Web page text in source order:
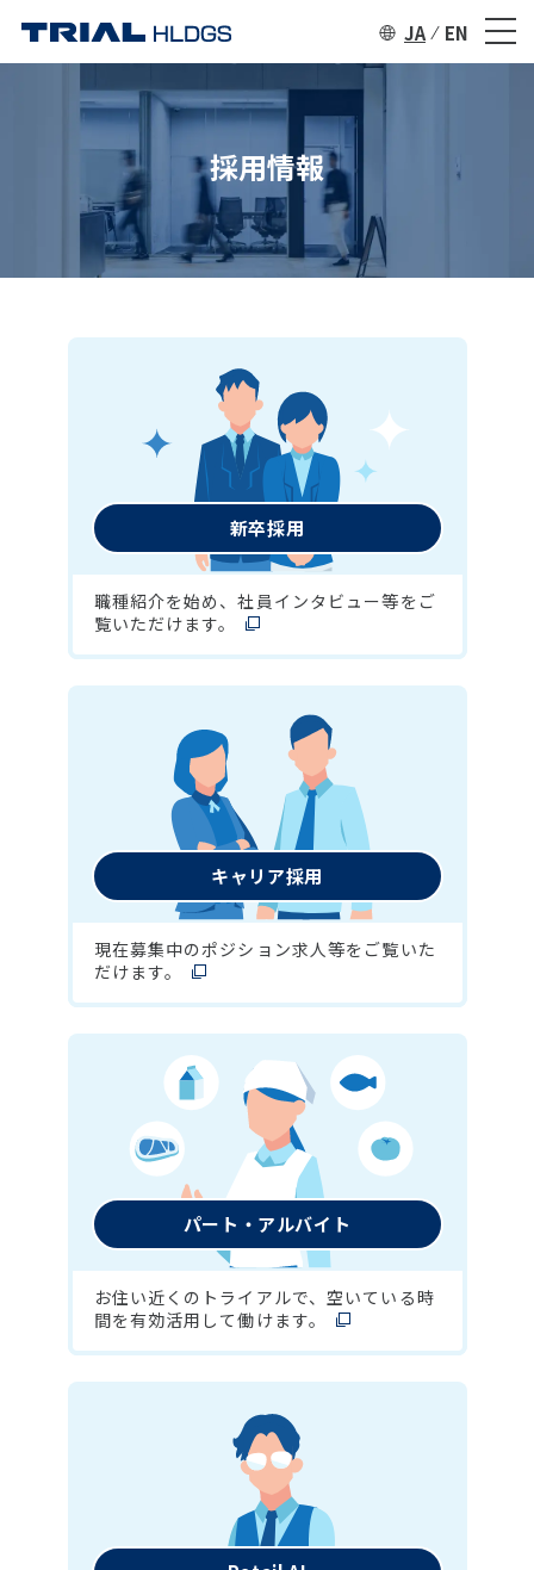
JA EN
採用情報
新卒採用
職種紹介を始め、社員インタビュー等をご
覧いただけます。
キャリア採用
現在募集中のポジション求人等をご覧いた
だけます。
パート・アルバイト
お住い近くのトライアルで、空いている時
間を有効活用して働けます。